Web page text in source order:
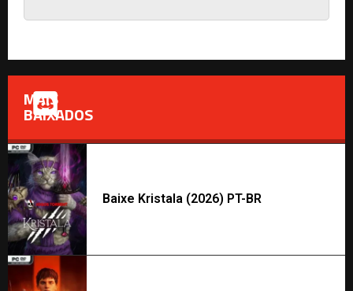
MAIS
BAIXADOS
Baixe Kristala (2026) PT-BR